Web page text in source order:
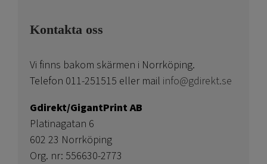
Kontakta oss
Vi finns bakom skärmen i Norrköping.
Telefon 011-251515 eller mail info@gdirekt.se
Gdirekt/GigantPrint AB
Platinagatan 6
602 23 Norrköping
Org. nr: 556630-2773